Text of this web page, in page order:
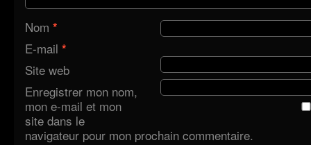
Nom *
E-mail *
Site web
Enregistrer mon nom,
mon e-mail et mon
site dans le
navigateur pour mon prochain commentaire.